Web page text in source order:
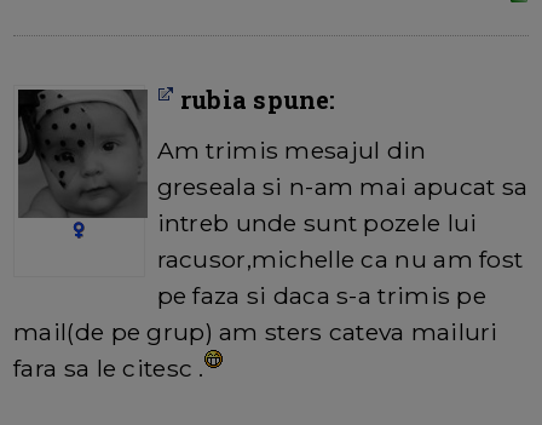
rubia spune:
Am trimis mesajul din
greseala si n-am mai apucat sa
intreb unde sunt pozele lui
racusor,michelle ca nu am fost
pe faza si daca s-a trimis pe
mail(de pe grup) am sters cateva mailuri
fara sa le citesc .